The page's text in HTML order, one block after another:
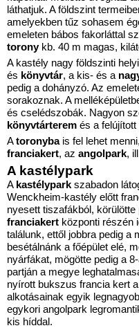
láthatjuk. A földszint
amelyekben tűz sohasem
emeleten bábos fakorláttal
toronykb. 40 m magas,
A kastély nagy földszinti
és könyvtár, a kis- és a
pedig a dohányzó. Az
sorakoznak. A
és cselédszobák. Nagyon
könyvtárterem és a felújított
Atoronybais fel lehet
franciakert, az angolpark,
A kastélypark
A kastélypark szabadon
Wenckheim-kastély előtt
nyesett tiszafákból,
franciakert központi részén
találunk, ettől jobbra pedig a
besétálnánk a főépület elé,
nyárfákat, mögötte pedig a
partján a megye
nyírott bukszus francia kert
alkotásainak egyik
egykori angolpark
kis híddal.